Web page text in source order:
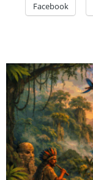
Facebook